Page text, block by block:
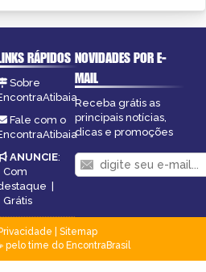
RÁPIDOS
Sobre
Fale com o
ANUNCIE:
Com
|
Grátis
NOVIDADES POR E-
MAIL
Receba grátis as
principais notícias,
dicas e promoções
Sitemap
pelo time do EncontraBrasil